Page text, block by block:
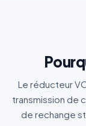
Le réducteur
transmission de
de rechange